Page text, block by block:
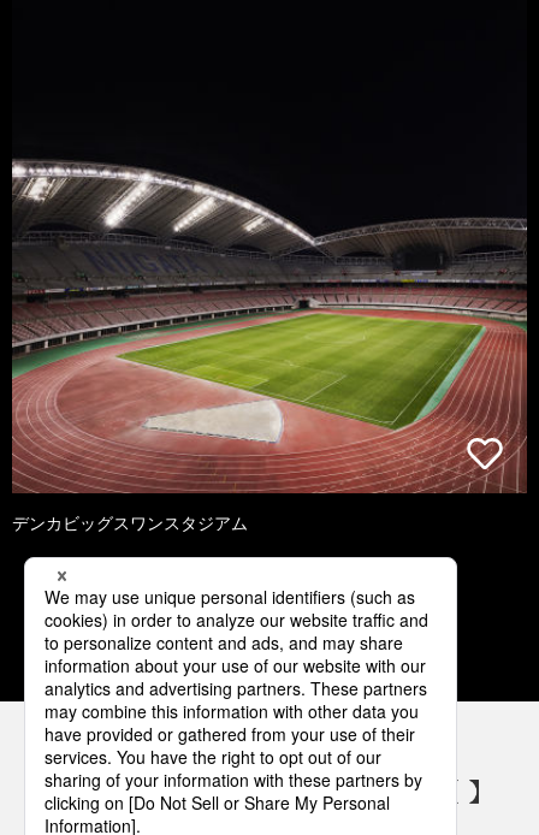
デンカビッグスワンスタジアム
1 2 3 4 5
パナソニックの電気設備 SNSアカウント